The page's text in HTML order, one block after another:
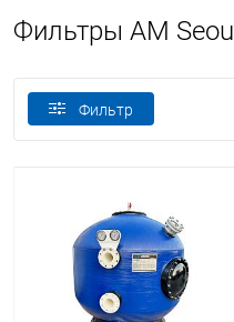
Фильтры AM Seoul
Фильтр